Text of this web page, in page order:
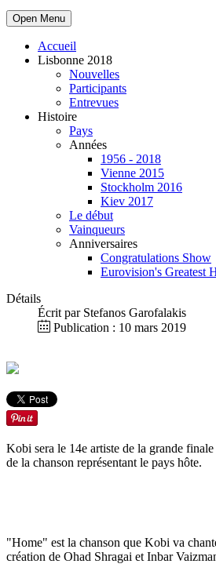
Open Menu
Accueil
Lisbonne 2018
Nouvelles
Participants
Entrevues
Histoire
Pays
Années
1956 - 2018
Vienne 2015
Stockholm 2016
Kiev 2017
Le début
Vainqueurs
Anniversaires
Congratulations Show
Eurovision's Greatest
Détails
Écrit par Stefanos Garofalakis
Publication : 10 mars 2019
Kobi sera le 14e artiste de la grande
de la chanson représentant le pays hôte.
"Home" est la chanson que Kobi va
création de Ohad Shragai et Inbar